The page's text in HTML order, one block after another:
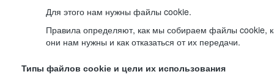
Для этого нам нужны файлы cookie.
Правила определяют, как мы собираем файлы cookie,
они нам нужны и как отказаться от их передачи.
Типы файлов cookie и цели их использования